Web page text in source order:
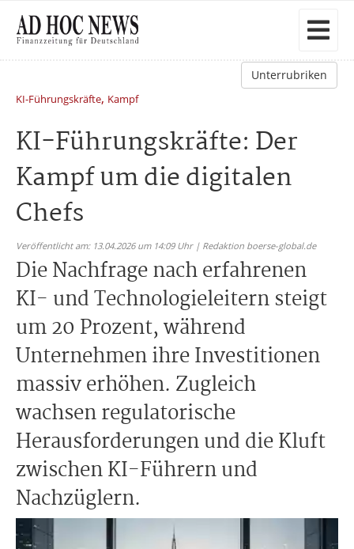
Unterrubriken
KI-Führungskräfte, Kampf
KI-Führungskräfte: Der
Kampf um die digitalen
Chefs
Veröffentlicht am: 13.04.2026 um 14:09 Uhr | Redaktion boerse-global.de
Die Nachfrage nach erfahrenen
KI- und Technologieleitern steigt
um 20 Prozent, während
Unternehmen ihre Investitionen
massiv erhöhen. Zugleich
wachsen regulatorische
Herausforderungen und die Kluft
zwischen KI-Führern und
Nachzüglern.